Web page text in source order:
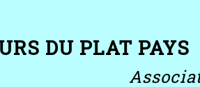
DU PLAT PAYS